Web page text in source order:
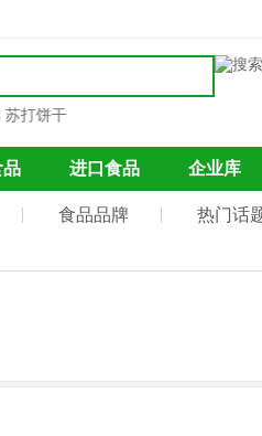
打饼干
品 进口食品 企业库
食品品牌 热门话